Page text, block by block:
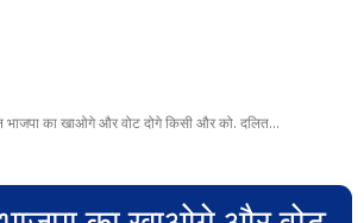
भाजपा का खाओगे और वोट दोगे किसी और को. दलित...